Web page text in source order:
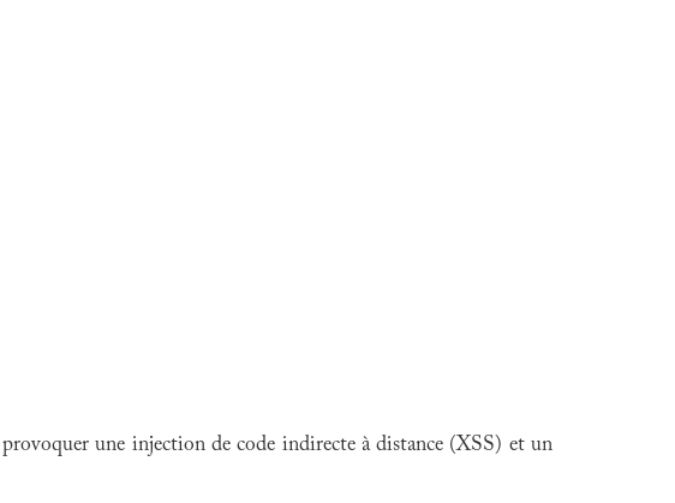
une injection de code indirecte à distance (XSS) et un